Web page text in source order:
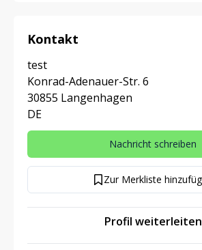
Kontakt
test
Konrad-Adenauer-Str. 6
30855 Langenhagen
DE
Nachricht schreiben
Zur Merkliste
Profil weiterleiten